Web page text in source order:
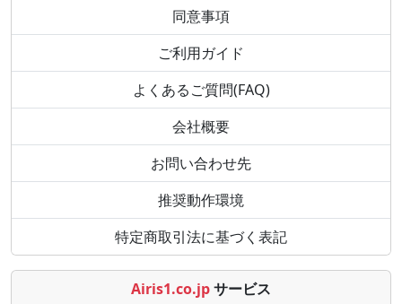
同意事項
ご利用ガイド
よくあるご質問(FAQ)
会社概要
お問い合わせ先
推奨動作環境
特定商取引法に基づく表記
Airis1.co.jpサービス